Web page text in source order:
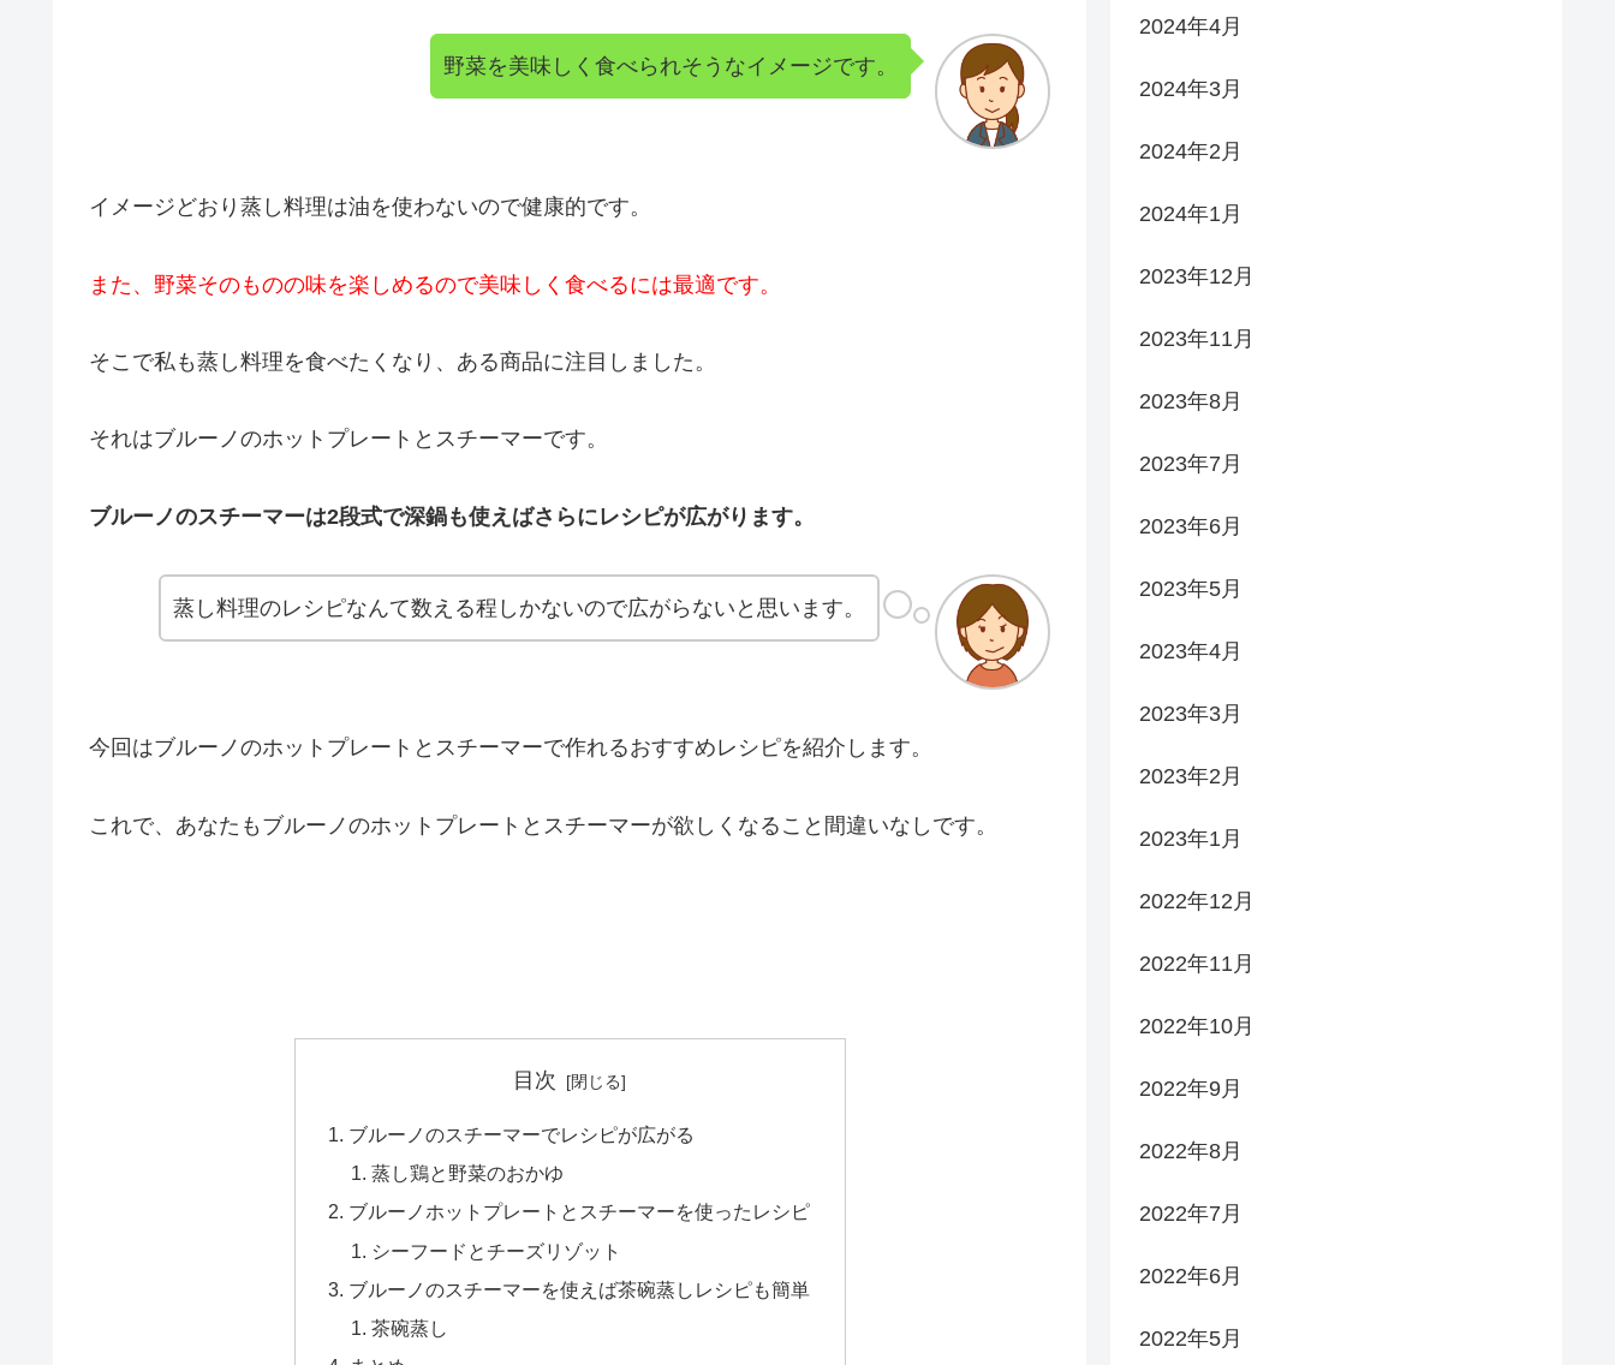
野菜を美味しく食べられそうなイメージです。
イメージどおり蒸し料理は油を使わないので健康的です。
また、野菜そのものの味を楽しめるので美味しく食べるには最適です。
そこで私も蒸し料理を食べたくなり、ある商品に注目しました。
それはブルーノのホットプレートとスチーマーです。
ブルーノのスチーマーは2段式で深鍋も使えばさらにレシピが広がります。
蒸し料理のレシピなんて数える程しかないので広がらないと思います。
今回はブルーノのホットプレートとスチーマーで作れるおすすめレシピを紹介します。
これで、あなたもブルーノのホットプレートとスチーマーが欲しくなること間違いなしです。
目次
ブルーノのスチーマーでレシピが広がる
蒸し鶏と野菜のおかゆ
ブルーノホットプレートとスチーマーを使ったレシピ
シーフードとチーズリゾット
ブルーノのスチーマーを使えば茶碗蒸しレシピも簡単
茶碗蒸し
2024年4月
2024年3月
2024年2月
2024年1月
2023年12月
2023年11月
2023年8月
2023年7月
2023年6月
2023年5月
2023年4月
2023年3月
2023年2月
2023年1月
2022年12月
2022年11月
2022年10月
2022年9月
2022年8月
2022年7月
2022年6月
2022年5月